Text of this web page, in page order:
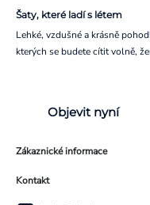
Šaty, které ladí s létem
Lehké, vzdušné a krásně
kterých se budete cítit volně,
Objevit nyní
Zákaznické informace
Kontakt